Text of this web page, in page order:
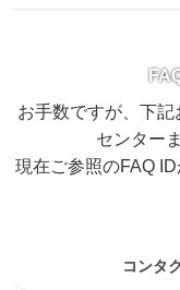
お手数ですが、下
センター
現在ご参照のFAQ
コンタ